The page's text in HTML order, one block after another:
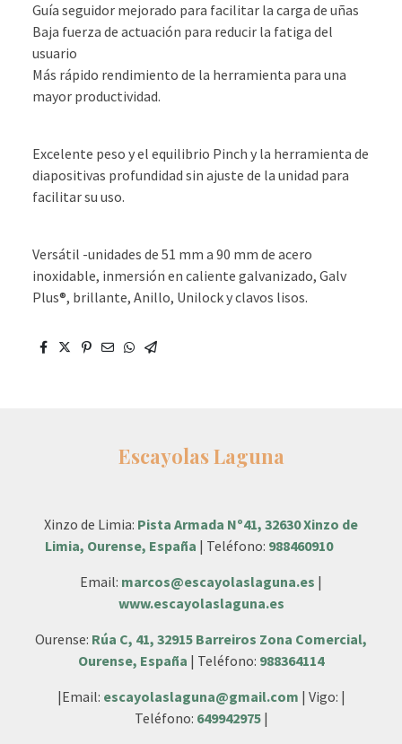
Guía seguidor mejorado para facilitar la carga de uñas
Baja fuerza de actuación para reducir la fatiga del
usuario
Más rápido rendimiento de la herramienta para una
mayor productividad.
Excelente peso y el equilibrio Pinch y la herramienta de
diapositivas profundidad sin ajuste de la unidad para
facilitar su uso.
Versátil -unidades de 51 mm a 90 mm de acero
inoxidable, inmersión en caliente galvanizado, Galv
Plus®, brillante, Anillo, Unilock y clavos lisos.
Escayolas Laguna
Xinzo de Limia: Pista Armada Nº41, 32630 Xinzo de
Limia, Ourense, España | Teléfono: 988460910
Email: marcos@escayolaslaguna.es |
www.escayolaslaguna.es
Ourense: Rúa C, 41, 32915 Barreiros Zona Comercial,
Ourense, España | Teléfono: 988364114
|Email: escayolaslaguna@gmail.com | Vigo: |
Teléfono: 649942975|